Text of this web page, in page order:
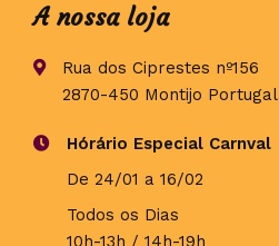
A nossa loja
Rua dos Ciprestes nº156
2870-450 Montijo Portugal
Hórário Especial Carnval
De 24/01 a 16/02
Todos os Dias
10h-13h / 14h-19h